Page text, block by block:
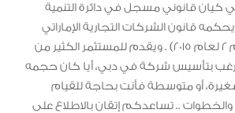
قانوني مسجل في دائرة التنمية
قانون الشركات التجارية الإماراتي
(القانون الاتحادي رقم 2 لعام 2015) . ويقدم للمستثمر الكثير من
ترغب بتأسيس شركة في دبي، أيا كان حجمه
أو متوسطة فأنت بحاجة للقيام
والخطوات .. تساعدكم إتقان بالاطلاع على